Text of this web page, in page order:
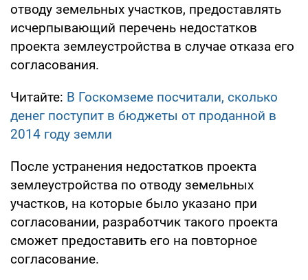
отводу земельных участков, предоставлять
исчерпывающий перечень недостатков
проекта землеустройства в случае отказа его
согласования.
Читайте: В Госкомземе посчитали, сколько
денег поступит в бюджеты от проданной в
2014 году земли
После устранения недостатков проекта
землеустройства по отводу земельных
участков, на которые было указано при
согласовании, разработчик такого проекта
сможет предоставить его на повторное
согласование.